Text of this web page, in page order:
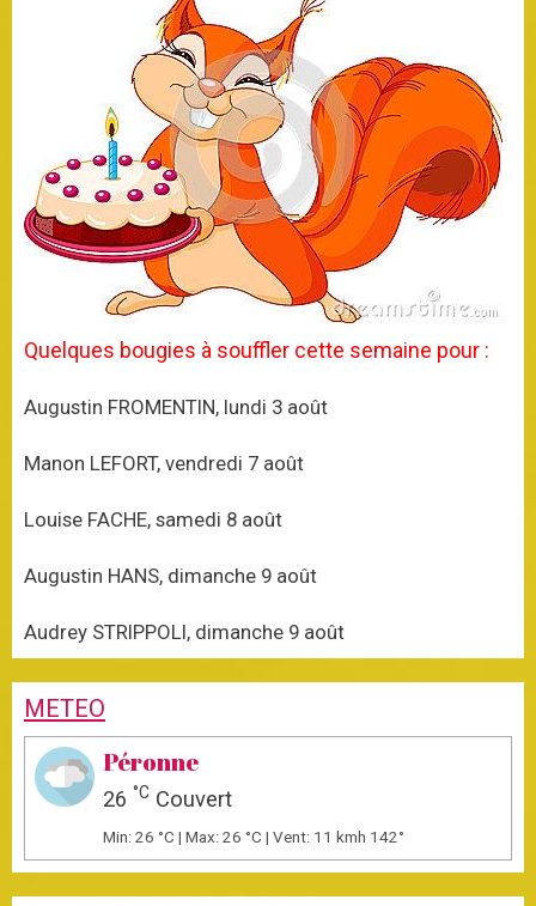
Quelques bougies à souffler cette semaine pour :
Augustin FROMENTIN, lundi 3 août
Manon LEFORT, vendredi 7 août
Louise FACHE, samedi 8 août
Augustin HANS, dimanche 9 août
Audrey STRIPPOLI, dimanche 9 août
METEO
Péronne
26 °C Couvert
Min: 26 °C | Max: 26 °C | Vent: 11 kmh 142°